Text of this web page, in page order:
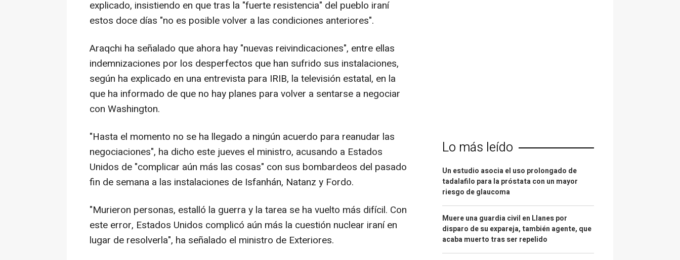
explicado, insistiendo en que tras la "fuerte resistencia" del pueblo iraní
estos doce días "no es posible volver a las condiciones anteriores".
Araqchi ha señalado que ahora hay "nuevas reivindicaciones", entre ellas
indemnizaciones por los desperfectos que han sufrido sus instalaciones,
según ha explicado en una entrevista para IRIB, la televisión estatal, en la
que ha informado de que no hay planes para volver a sentarse a negociar
con Washington.
"Hasta el momento no se ha llegado a ningún acuerdo para reanudar las
negociaciones", ha dicho este jueves el ministro, acusando a Estados
Unidos de "complicar aún más las cosas" con sus bombardeos del pasado
fin de semana a las instalaciones de Isfanhán, Natanz y Fordo.
"Murieron personas, estalló la guerra y la tarea se ha vuelto más difícil. Con
este error, Estados Unidos complicó aún más la cuestión nuclear iraní en
lugar de resolverla", ha señalado el ministro de Exteriores.
Lo más leído
Un estudio asocia el uso prolongado de
tadalafilo para la próstata con un mayor
riesgo de glaucoma
Muere una guardia civil en Llanes por
disparo de su expareja, también agente, que
acaba muerto tras ser repelido